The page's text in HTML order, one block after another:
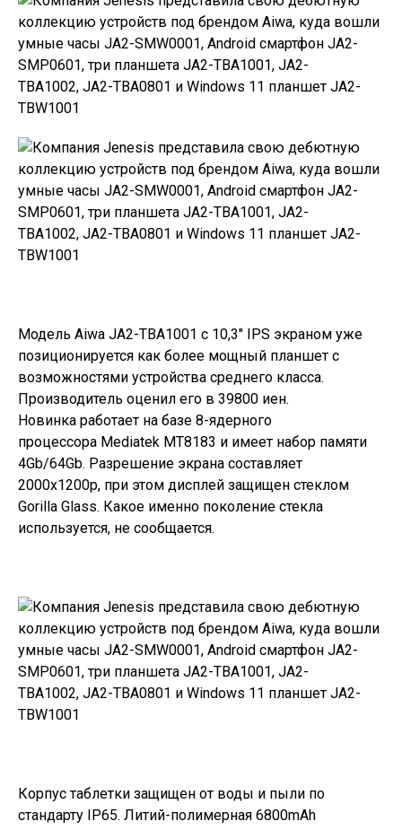
Модель Aiwa JA2-TBA1001 с 10,3″ IPS экраном уже
позиционируется как более мощный планшет с
возможностями устройства среднего класса.
Производитель оценил его в 39800 иен.
Новинка работает на базе 8-ядерного
процессора Mediatek MT8183 и имеет набор памяти
4Gb/64Gb. Разрешение экрана составляет
2000x1200p, при этом дисплей защищен стеклом
Gorilla Glass. Какое именно поколение стекла
используется, не сообщается.
Корпус таблетки защищен от воды и пыли по
стандарту IP65. Литий-полимерная 6800mAh